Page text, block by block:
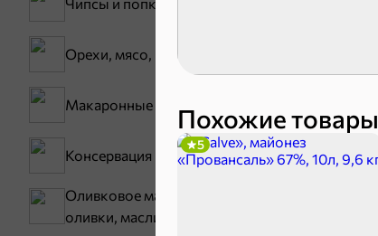
Похожие товары
5
Орехи, мясо, рыба
Макаронные изделия
Консервация
Оливковое масло,
оливки, маслины